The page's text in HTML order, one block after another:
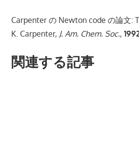
Carpenter の Newton code の論文:
K. Carpenter, J. Am. Chem. Soc.,
関連する記事